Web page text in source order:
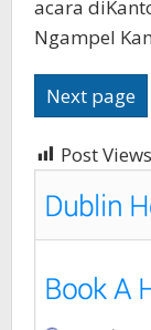
acara
Ngampel
Next page
Post